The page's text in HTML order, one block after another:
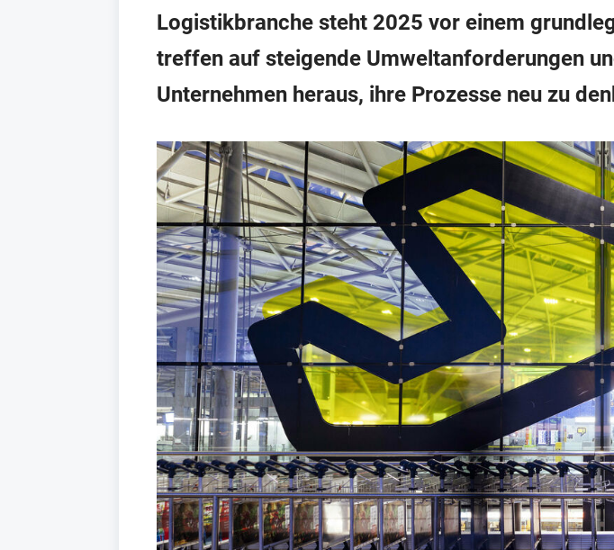
Logistikbranche steht 2025 vor einem
treffen auf steigende Umweltanforderungen
Unternehmen heraus, ihre Prozesse neu zu